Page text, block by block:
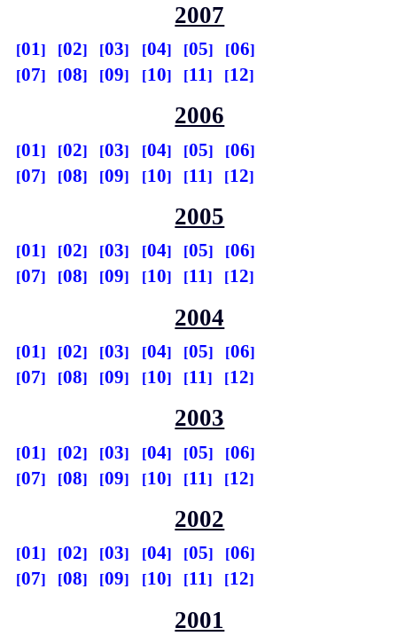
2007
01 02 03 04 05
06
07
08 09 10 11 12
2006
01 02 03 04 05
06
07
08 09 10 11 12
2005
01 02 03 04 05
06
07
08 09 10 11 12
2004
01 02 03 04 05
06
07
08 09 10 11 12
2003
01 02 03 04 05
06
07
08 09 10 11 12
2002
01 02 03 04 05
06
07
08 09 10 11 12
2001